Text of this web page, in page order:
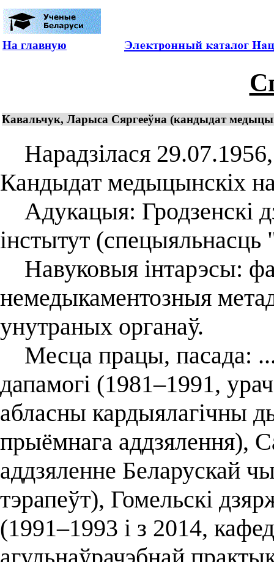
На главную
Кавальчук, Ларыса Сяргееўна (кандыдат
Нарадзілася
Кандыдат медыцынскіх
Адукацыя: Гродзенскі
інстытут
Навуковыя інтарэсы:
немедыкаментозныя
унутраных органаў.
Месца працы, пасада:
дапамогі (1981–1991,
абласны кардыялагічны
прыёмнага аддзялення),
аддзяленне Беларускай
тэрапеўт), Гомельскі
(1991–1993 і з 2014,